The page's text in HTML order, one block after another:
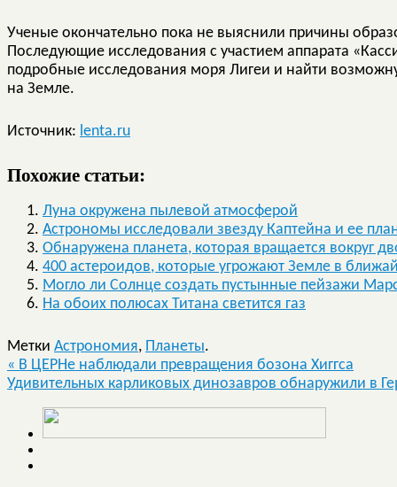
Ученые окончательно пока не выяснили причины
Последующие исследования с участием аппарата
подробные исследования моря Лигеи и найти
на Земле.
Источник: lenta.ru
Похожие статьи:
Луна окружена пылевой атмосферой
Астрономы исследовали звезду Каптейна и ее
Обнаружена планета, которая вращается вокруг
400 астероидов, которые угрожают Земле в
Могло ли Солнце создать пустынные пейзажи
На обоих полюсах Титана светится газ
Метки Астрономия, Планеты.
« В ЦЕРНе наблюдали превращения бозона Хиггса
Удивительных карликовых динозавров обнаружили в